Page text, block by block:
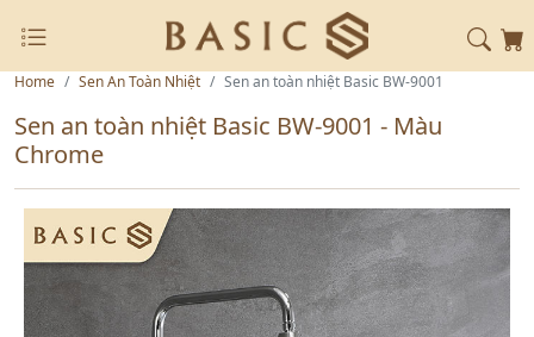
Home Sen An Toàn Nhiệt Sen an toàn nhiệt Basic BW-9001
Sen an toàn nhiệt Basic BW-9001 - Màu
Chrome